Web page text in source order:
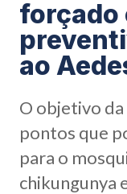
forçado
ao
O objetivo
pontos que
para o
chikungunya